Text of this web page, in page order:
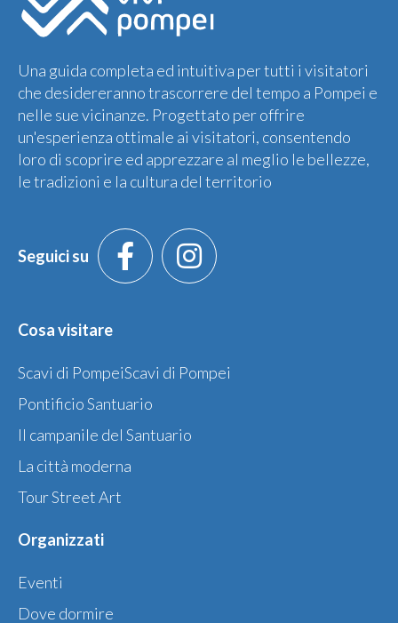
Una guida completa ed intuitiva per tutti i visitatori
che desidereranno trascorrere del tempo a Pompei e
nelle sue vicinanze. Progettato per offrire
un'esperienza ottimale ai visitatori, consentendo
loro di scoprire ed apprezzare al meglio le bellezze,
le tradizioni e la cultura del territorio
Seguici su
Cosa visitare
Scavi di PompeiScavi di Pompei
Pontificio Santuario
Il campanile del Santuario
La città moderna
Tour Street Art
Organizzati
Eventi
Dove dormire